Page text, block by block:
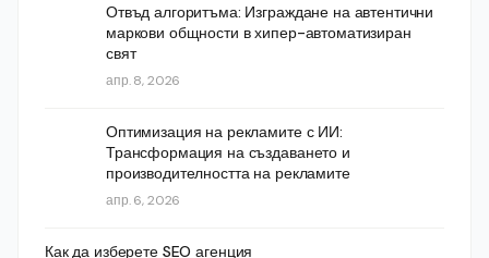
Отвъд алгоритъма: Изграждане на автентични
маркови общности в хипер-автоматизиран
свят
апр. 8, 2026
Оптимизация на рекламите с ИИ:
Трансформация на създаването и
производителността на рекламите
апр. 6, 2026
Как да изберете SEO агенция